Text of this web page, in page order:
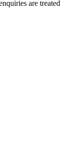
are treated